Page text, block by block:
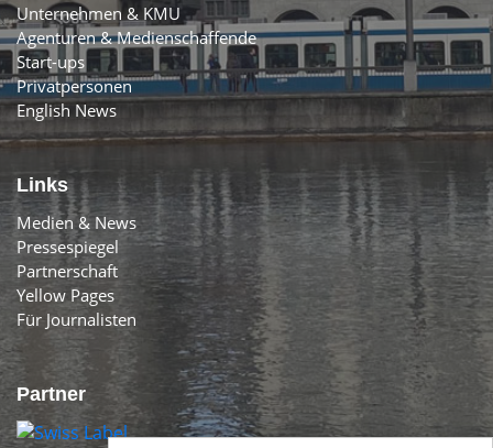
Unternehmen & KMU
Agenturen & Medienschaffende
Start-ups
Privatpersonen
English News
Links
Medien & News
Pressespiegel
Partnerschaft
Yellow Pages
Für Journalisten
Partner